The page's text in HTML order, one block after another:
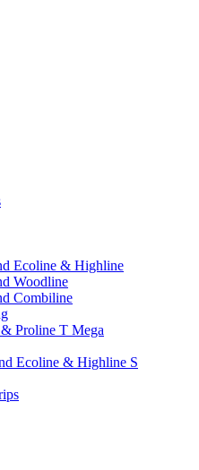
Ecoline & Highline
Woodline
Combiline
Proline T Mega
Ecoline & Highline S